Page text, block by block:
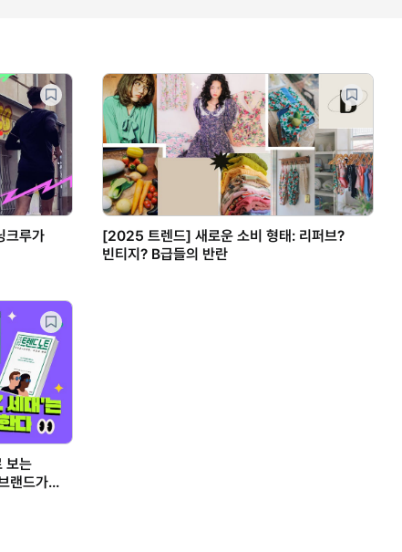
크루가
[2025 트렌드] 새로운 소비 형태: 리퍼브?
빈티지? B급들의 반란
보는
랜드가